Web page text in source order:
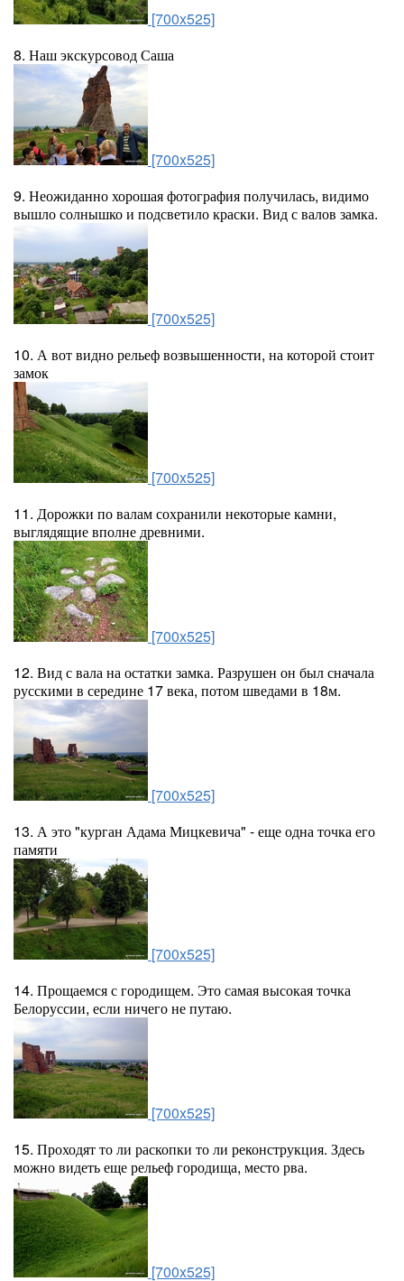
[700x525]
8. Наш экскурсовод Саша
[700x525]
9. Неожиданно хорошая фотография получилась, видимо
вышло солнышко и подсветило краски. Вид с валов замка.
[700x525]
10. А вот видно рельеф возвышенности, на которой стоит
замок
[700x525]
11. Дорожки по валам сохранили некоторые камни,
выглядящие вполне древними.
[700x525]
12. Вид с вала на остатки замка. Разрушен он был сначала
русскими в середине 17 века, потом шведами в 18м.
[700x525]
13. А это "курган Адама Мицкевича" - еще одна точка его
памяти
[700x525]
14. Прощаемся с городищем. Это самая высокая точка
Белоруссии, если ничего не путаю.
[700x525]
15. Проходят то ли раскопки то ли реконструкция. Здесь
можно видеть еще рельеф городища, место рва.
[700x525]